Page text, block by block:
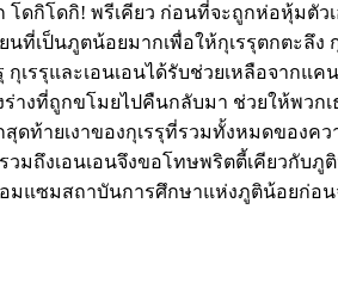
กิโดกิ! พรีเคียว ก่อนที่จะถูกห่อหุ้มตัวเ
เป็นภูตน้อยมากเพื่อให้กุเรรุตกตะลึง
กุเรรุและเอนเอนได้รับช่วยเหลือจา
างที่ถูกขโมยไปคืนกลับมา ช่วยให้พว
ดท้ายเงาของกุเรรุที่รวมทั้งหมดของ
รวมถึงเอนเอนจึงขอโทษพริตตี้เคียว
มแซมสถาบันการศึกษาแห่งภูติน้อยก่อ